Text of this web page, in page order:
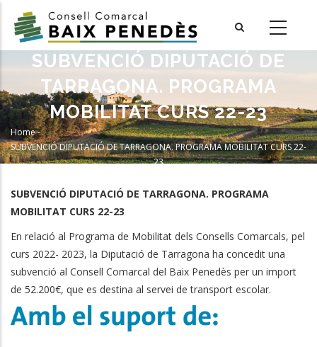
main
contentSUBVENCIÓ DIPUTACIÓ DE
TARRAGONA. PROGRAMA
MOBILITAT CURS 22-23
Breadcrumb
Home-
SUBVENCIÓ DIPUTACIÓ DE TARRAGONA. PROGRAMA MOBILITAT CURS 22-
23
SUBVENCIÓ DIPUTACIÓ DE TARRAGONA. PROGRAMA
MOBILITAT CURS 22-23
En relació al Programa de Mobilitat dels Consells Comarcals, pel
curs 2022- 2023, la Diputació de Tarragona ha concedit una
subvenció al Consell Comarcal del Baix Penedès per un import
de 52.200€, que es destina al servei de transport escolar.